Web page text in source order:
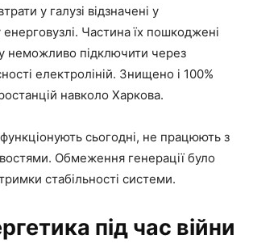
у галузі відзначені у
Частина їх пошкоджені
неможливо підключити через
електроліній. Знищено і 100%
навколо Харкова.
сьогодні, не працюють з
Обмеження генерації було
стабільності системи.
під час війни